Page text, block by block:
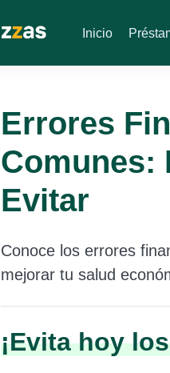
Inicio
Errores
Comunes:
Evitar
Conoce los errores
mejorar tu salud
¡Evita hoy